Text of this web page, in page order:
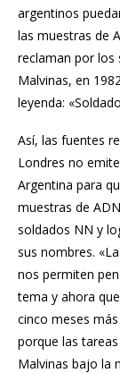
argentinos
las muestras de
reclaman por los
Malvinas, en
leyenda:
Así, las fuentes
Londres no
Argentina para
muestras de
soldados NN y
sus nombres.
nos permiten
tema y ahora
cinco meses
porque las
Malvinas bajo la